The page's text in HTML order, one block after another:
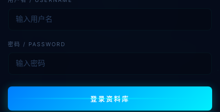
密码 / PASSWORD
登录资料库